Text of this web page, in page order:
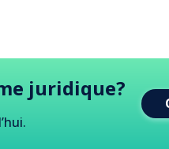
juridique?
’hui.